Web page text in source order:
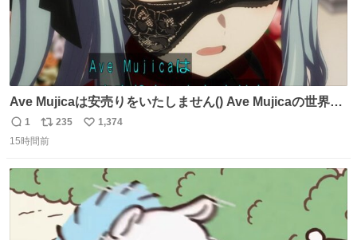
Ave Mujicaは安売りをいたしません() Ave Mujicaの世界観
が壊れてしまいますわ()
返
信
1
リ
ポ
ト
数
235
い
1,374
15時間前